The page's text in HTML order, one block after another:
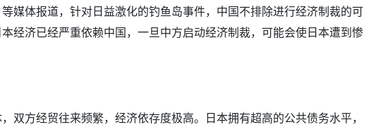
媒体报道，针对日益激化的钓鱼岛事件，中国不排除进行经济制裁的可
经济已经严重依赖中国，一旦中方启动经济制裁，可能会使日本遭到惨
双方经贸往来频繁，经济依存度极高。日本拥有超高的公共债务水平，